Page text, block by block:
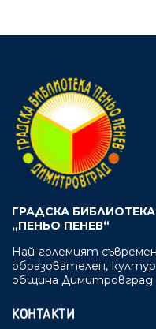
ГРАДСКА БИБЛИОТЕКА
„ПЕНЬО ПЕНЕВ“
Най-големият
образователен,
община Димитровград
КОНТАКТИ